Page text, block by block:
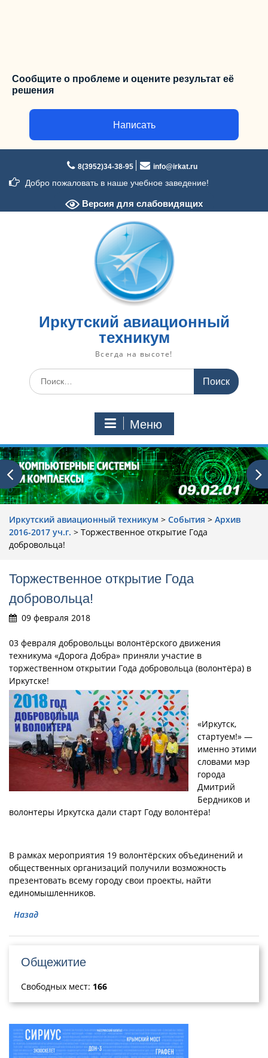
Сообщите о проблеме и оцените результат её
решения
Написать
содержимому
8(3952)34-38-95 info@irkat.ru
Добро пожаловать в наше учебное заведение!
Версия для слабовидящих
Иркутский авиационный
техникум
Всегда на высоте!
Искать:
Меню
Иркутский авиационный техникум > События > Архив
2016-2017 уч.г. > Торжественное открытие Года
добровольца!
Торжественное открытие Года
добровольца!
09 февраля 2018
03 февраля добровольцы волонтёрского движения
техникума «Дорога Добра» приняли участие в
торжественном открытии Года добровольца (волонтёра) в
Иркутске!
«Иркутск,
стартуем!» —
именно этими
словами мэр
города
Дмитрий
Бердников и
волонтеры Иркутска дали старт Году волонтёра!
В рамках мероприятия 19 волонтёрских объединений и
общественных организаций получили возможность
презентовать всему городу свои проекты, найти
единомышленников.
Назад
Общежитие
Свободных мест: 166